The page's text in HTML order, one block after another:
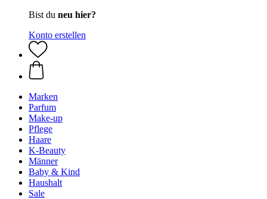
Bist du neu hier?
Konto erstellen
Marken
Parfum
Make-up
Pflege
Haare
K-Beauty
Männer
Baby & Kind
Haushalt
Sale